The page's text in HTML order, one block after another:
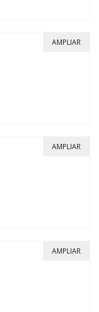
AMPLIAR
AMPLIAR
AMPLIAR